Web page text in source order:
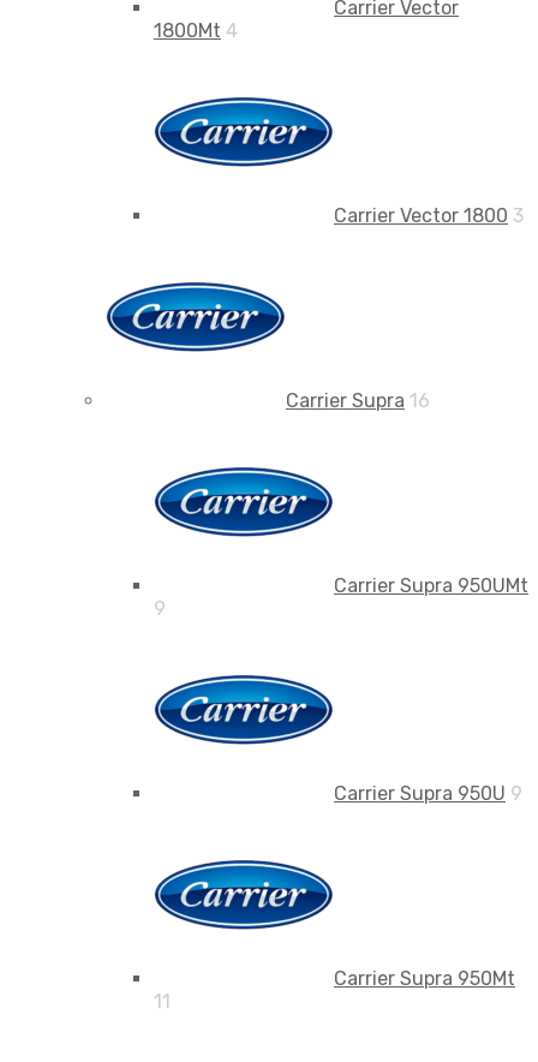
Carrier Vector
1800Mt 4
Carrier Vector 1800 3
Carrier Supra 16
Carrier Supra 950UMt
9
Carrier Supra 950U 9
Carrier Supra 950Mt
11